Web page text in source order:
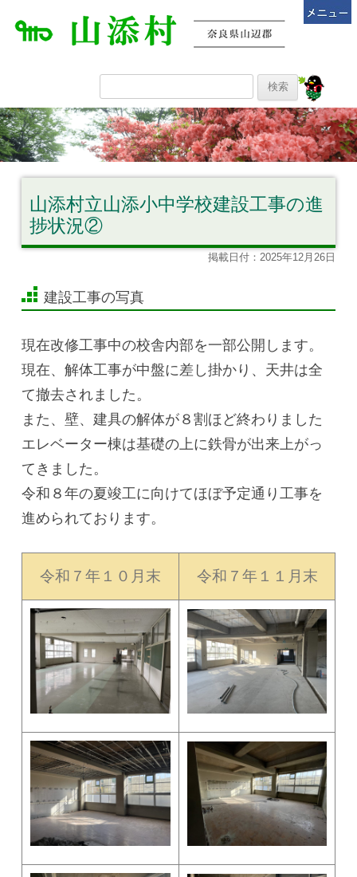
山添村立山添小中学校建設工事の進
捗状況②
掲載日付：2025年12月26日
建設工事の写真
現在改修工事中の校舎内部を一部公開します。
現在、解体工事が中盤に差し掛かり、天井は全
て撤去されました。
また、壁、建具の解体が８割ほど終わりました
エレベーター棟は基礎の上に鉄骨が出来上がっ
てきました。
令和８年の夏竣工に向けてほぼ予定通り工事を
進められております。
令和７年１０月末 令和７年１１月末